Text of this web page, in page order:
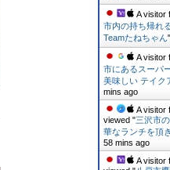
A visitor
市内の持ち帰れ
Teamたねちゃん"
A visitor
市にあるスーパ
美味しい テイク
mins ago
A visitor
viewed "三沢市
華なランチを頂
58 mins ago
A visitor